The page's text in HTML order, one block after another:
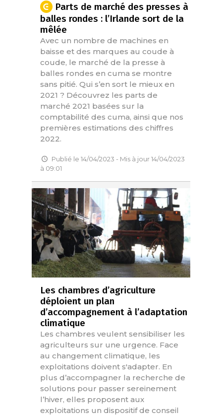
Parts de marché des presses à
balles rondes : l’Irlande sort de la
mêlée
Avec un nombre de machines en
baisse et des marques au coude à
coude, le marché de la presse à
balles rondes en cuma se montre
sans pitié. Qui s’en sort le mieux en
2021 ? Découvrez les parts de
marché 2021 basées sur la
comptabilité des cuma, ainsi que nos
premières estimations des chiffres
2022.
Publié le 14/04/2023 - Mis à jour 14/04/2023
à 09:01
Les chambres d’agriculture
déploient un plan
d’accompagnement à l’adaptation
climatique
Les chambres veulent sensibiliser les
agriculteurs sur une urgence. Face
au changement climatique, les
exploitations doivent s'adapter. En
plus d’accompagner la recherche de
solutions pour passer sereinement
l’hiver, elles proposent aux
exploitations un dispositif de conseil